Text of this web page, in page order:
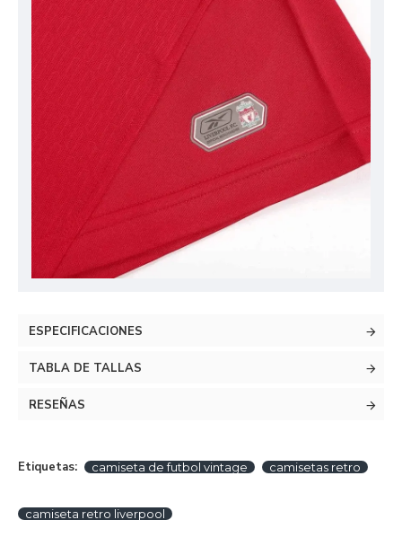
ESPECIFICACIONES
TABLA DE TALLAS
RESEÑAS
Etiquetas: camiseta de futbol vintage camisetas retro
camiseta retro liverpool